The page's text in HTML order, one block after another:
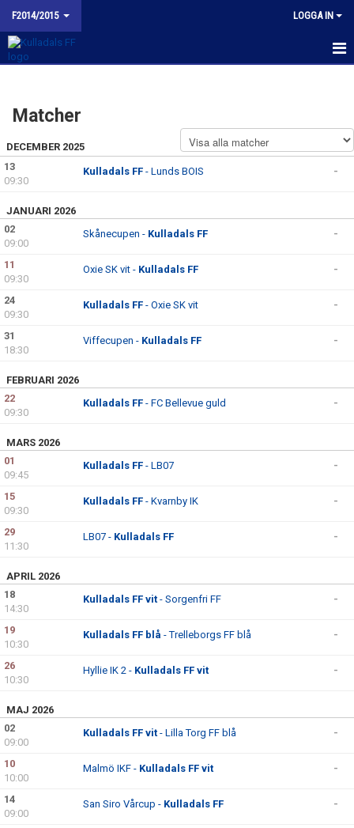
F2014/2015 LOGGA IN
NYHETER
KALENDER
MATCHER
TRUPPEN
BILDGALLERI
KONTAKT
BUDORD TILL FOTBOLLSFÖRÄLDRAR
Matcher
DECEMBER 2025
13
09:30
Kulladals FF - Lunds BOIS -
JANUARI 2026
02
09:00
Skånecupen - Kulladals FF -
11
09:30
Oxie SK vit - Kulladals FF -
24
09:30
Kulladals FF - Oxie SK vit -
31
18:30
Viffecupen - Kulladals FF -
FEBRUARI 2026
22
09:30
Kulladals FF - FC Bellevue guld -
MARS 2026
01
09:45
Kulladals FF - LB07 -
15
09:30
Kulladals FF - Kvarnby IK -
29
11:30
LB07 - Kulladals FF -
APRIL 2026
18
14:30
Kulladals FF vit - Sorgenfri FF -
19
10:30
Kulladals FF blå - Trelleborgs FF blå -
26
10:30
Hyllie IK 2 - Kulladals FF vit -
MAJ 2026
02
09:00
Kulladals FF vit - Lilla Torg FF blå -
10
10:00
Malmö IKF - Kulladals FF vit -
14
09:00
San Siro Vårcup - Kulladals FF -